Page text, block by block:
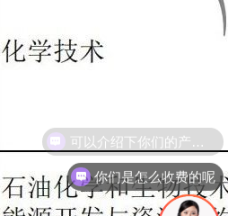
你们是怎么收费的呢